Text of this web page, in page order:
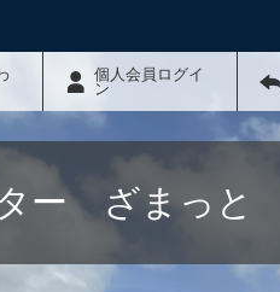
個人会員ログイ
ン
ー ざまっと